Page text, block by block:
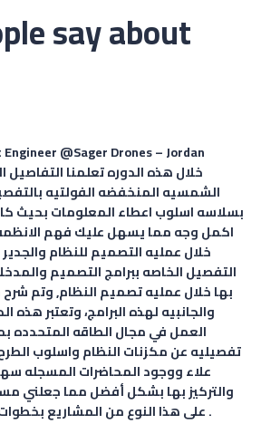
say about
@Sager Drones –Jordan
خلال هذه الدوره تعلمنا التفاصيل
الشمسيه المنخفضه الفولتيه
بسلاسه اسلوب اعطاء المعلومات بحيث
اكمل وجه مما يسهل عليك فهم
خلال عمليه التصميم للنظام
التفصيل الخاصه ببرامج التصميم
بها خلال عمليه تصميم النظام, وتم
والجانبيه لهذه البرامج، وتعتبر
العمل في مجال الطاقه المتحدده
تفصيليه عن مكزنات النظام واسلوب
علاء ووجود المحاضرات المسجله
والتركيز بها بشكل أفضل مما جعلني
على هذا النوع من المشاريع بخطوات علميه وعمليه واضحه .